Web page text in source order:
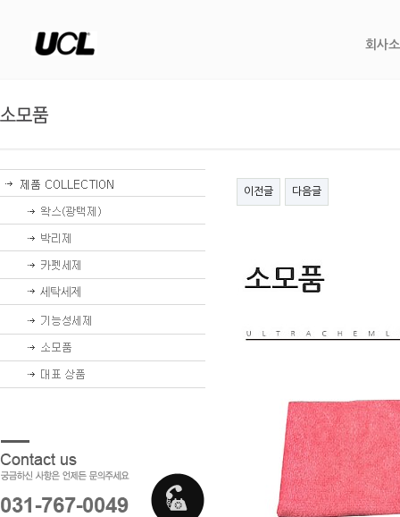
회사
이전글 다음글